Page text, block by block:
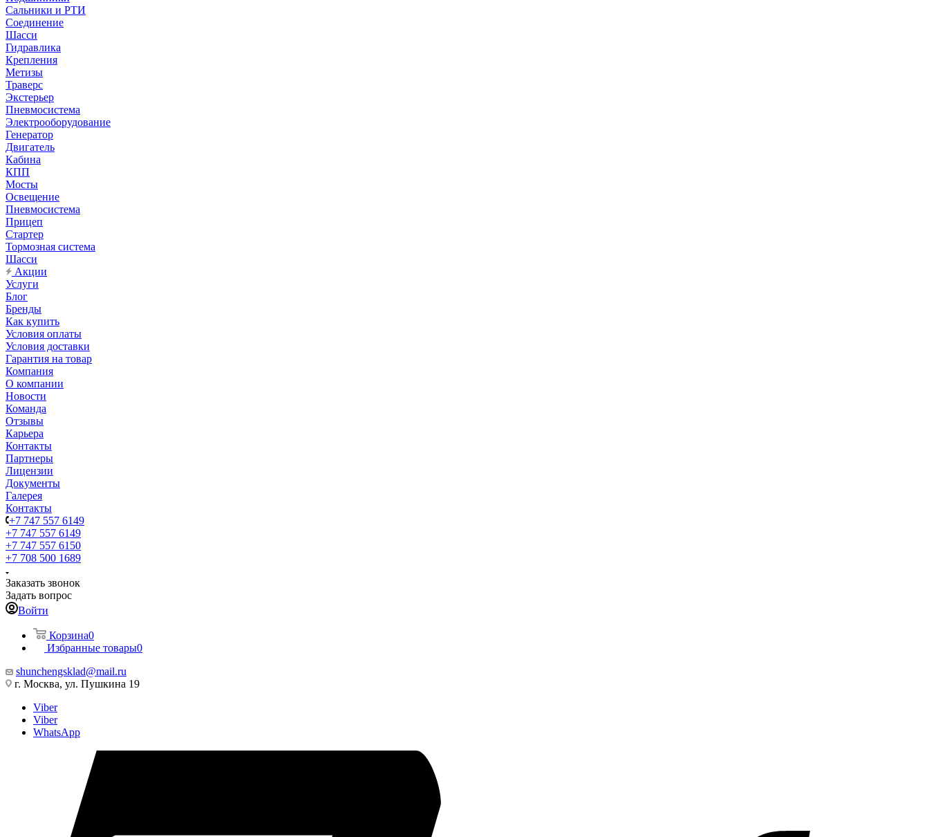
Сальники и РТИ
Соединение
Шасси
Гидравлика
Крепления
Метизы
Траверс
Экстерьер
Пневмосистема
Электрооборудование
Генератор
Двигатель
Кабина
КПП
Мосты
Освещение
Пневмосистема
Прицеп
Стартер
Тормозная система
Шасси
Акции
Услуги
Блог
Бренды
Как купить
Условия оплаты
Условия доставки
Гарантия на товар
Компания
О компании
Новости
Команда
Отзывы
Карьера
Контакты
Партнеры
Лицензии
Документы
Галерея
Контакты
+7 747 557 6149
+7 747 557 6149
+7 747 557 6150
+7 708 500 1689
Заказать звонок
Задать вопрос
Войти
Корзина0
Избранные товары0
shunchengsklad@mail.ru
г. Москва, ул. Пушкина 19
Viber
Viber
WhatsApp